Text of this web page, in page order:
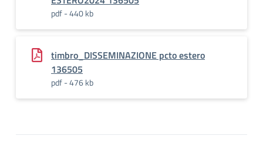
pdf - 440 kb
timbro_DISSEMINAZIONE pcto estero
136505
pdf - 476 kb